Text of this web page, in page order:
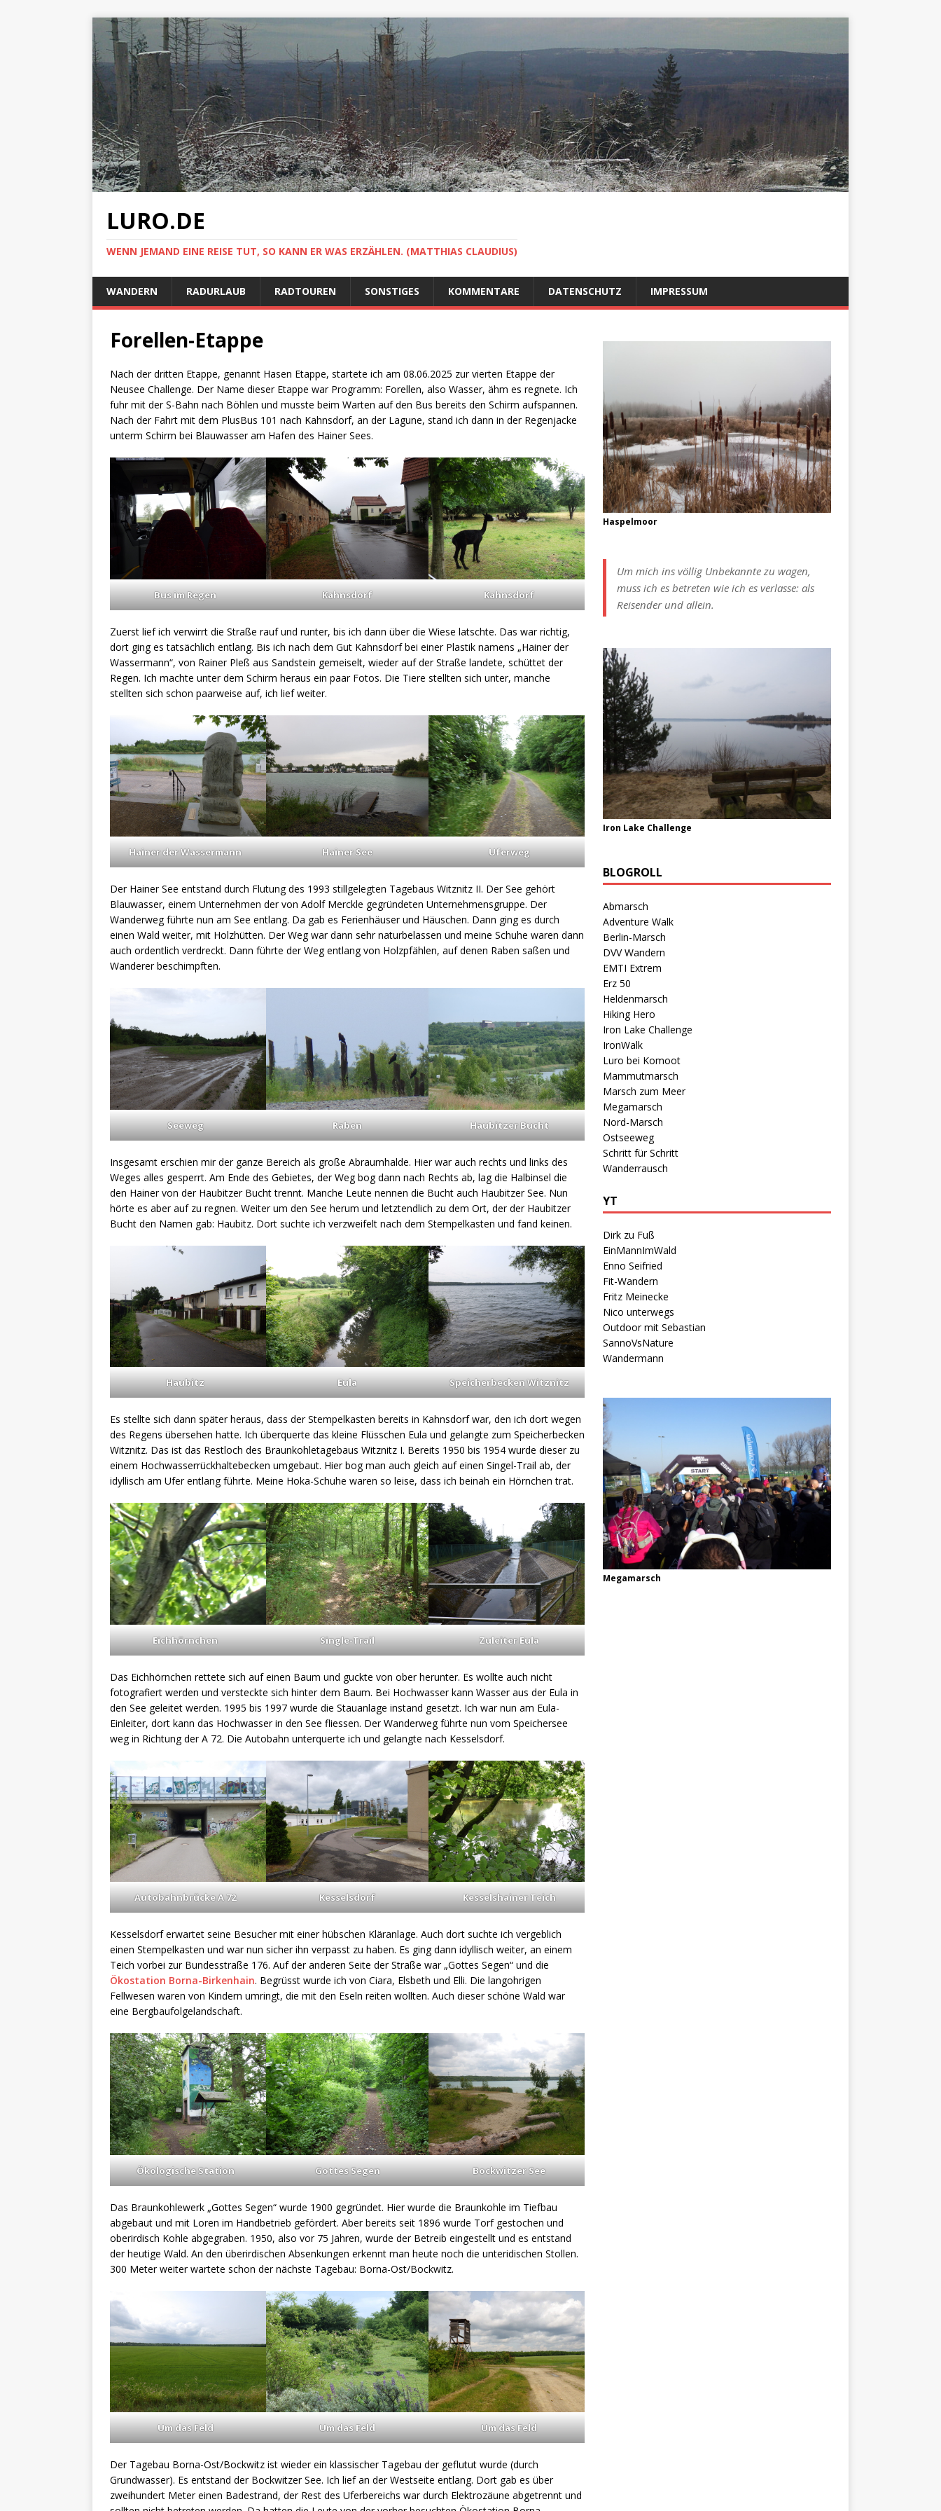
LURO.DE
WENN JEMAND EINE REISE TUT, SO KANN ER WAS ERZÄHLEN. (MATTHIAS CLAUDIUS)
WANDERN RADURLAUB RADTOUREN SONSTIGES KOMMENTARE DATENSCHUTZ IMPRESSUM
Forellen-Etappe
Nach der dritten Etappe, genannt Hasen Etappe, startete ich am 08.06.2025 zur vierten Etappe der
Neusee Challenge. Der Name dieser Etappe war Programm: Forellen, also Wasser, ähm es regnete. Ich
fuhr mit der S-Bahn nach Böhlen und musste beim Warten auf den Bus bereits den Schirm aufspannen.
Nach der Fahrt mit dem PlusBus 101 nach Kahnsdorf, an der Lagune, stand ich dann in der Regenjacke
unterm Schirm bei Blauwasser am Hafen des Hainer Sees.
Bus im Regen Kahnsdorf Kahnsdorf
Zuerst lief ich verwirrt die Straße rauf und runter, bis ich dann über die Wiese latschte. Das war richtig,
dort ging es tatsächlich entlang. Bis ich nach dem Gut Kahnsdorf bei einer Plastik namens „Hainer der
Wassermann“, von Rainer Pleß aus Sandstein gemeiselt, wieder auf der Straße landete, schüttet der
Regen. Ich machte unter dem Schirm heraus ein paar Fotos. Die Tiere stellten sich unter, manche
stellten sich schon paarweise auf, ich lief weiter.
Hainer der Wassermann Hainer See Uferweg
Der Hainer See entstand durch Flutung des 1993 stillgelegten Tagebaus Witznitz II. Der See gehört
Blauwasser, einem Unternehmen der von Adolf Merckle gegründeten Unternehmensgruppe. Der
Wanderweg führte nun am See entlang. Da gab es Ferienhäuser und Häuschen. Dann ging es durch
einen Wald weiter, mit Holzhütten. Der Weg war dann sehr naturbelassen und meine Schuhe waren dann
auch ordentlich verdreckt. Dann führte der Weg entlang von Holzpfählen, auf denen Raben saßen und
Wanderer beschimpften.
Seeweg Raben Haubitzer Bucht
Insgesamt erschien mir der ganze Bereich als große Abraumhalde. Hier war auch rechts und links des
Weges alles gesperrt. Am Ende des Gebietes, der Weg bog dann nach Rechts ab, lag die Halbinsel die
den Hainer von der Haubitzer Bucht trennt. Manche Leute nennen die Bucht auch Haubitzer See. Nun
hörte es aber auf zu regnen. Weiter um den See herum und letztendlich zu dem Ort, der der Haubitzer
Bucht den Namen gab: Haubitz. Dort suchte ich verzweifelt nach dem Stempelkasten und fand keinen.
Haubitz Eula Speicherbecken Witznitz
Es stellte sich dann später heraus, dass der Stempelkasten bereits in Kahnsdorf war, den ich dort wegen
des Regens übersehen hatte. Ich überquerte das kleine Flüsschen Eula und gelangte zum Speicherbecken
Witznitz. Das ist das Restloch des Braunkohletagebaus Witznitz I. Bereits 1950 bis 1954 wurde dieser zu
einem Hochwasserrückhaltebecken umgebaut. Hier bog man auch gleich auf einen Singel-Trail ab, der
idyllisch am Ufer entlang führte. Meine Hoka-Schuhe waren so leise, dass ich beinah ein Hörnchen trat.
Eichhörnchen Single-Trail Zuleiter Eula
Das Eichhörnchen rettete sich auf einen Baum und guckte von ober herunter. Es wollte auch nicht
fotografiert werden und versteckte sich hinter dem Baum. Bei Hochwasser kann Wasser aus der Eula in
den See geleitet werden. 1995 bis 1997 wurde die Stauanlage instand gesetzt. Ich war nun am Eula-
Einleiter, dort kann das Hochwasser in den See fliessen. Der Wanderweg führte nun vom Speichersee
weg in Richtung der A 72. Die Autobahn unterquerte ich und gelangte nach Kesselsdorf.
Autobahnbrücke A 72 Kesselsdorf Kesselshainer Teich
Kesselsdorf erwartet seine Besucher mit einer hübschen Kläranlage. Auch dort suchte ich vergeblich
einen Stempelkasten und war nun sicher ihn verpasst zu haben. Es ging dann idyllisch weiter, an einem
Teich vorbei zur Bundesstraße 176. Auf der anderen Seite der Straße war „Gottes Segen“ und die
Ökostation Borna-Birkenhain. Begrüsst wurde ich von Ciara, Elsbeth und Elli. Die langohrigen
Fellwesen waren von Kindern umringt, die mit den Eseln reiten wollten. Auch dieser schöne Wald war
eine Bergbaufolgelandschaft.
Ökologische Station Gottes Segen Bockwitzer See
Das Braunkohlewerk „Gottes Segen“ wurde 1900 gegründet. Hier wurde die Braunkohle im Tiefbau
abgebaut und mit Loren im Handbetrieb gefördert. Aber bereits seit 1896 wurde Torf gestochen und
oberirdisch Kohle abgegraben. 1950, also vor 75 Jahren, wurde der Betreib eingestellt und es entstand
der heutige Wald. An den überirdischen Absenkungen erkennt man heute noch die unteridischen Stollen.
300 Meter weiter wartete schon der nächste Tagebau: Borna-Ost/Bockwitz.
Um das Feld Um das Feld Um das Feld
Der Tagebau Borna-Ost/Bockwitz ist wieder ein klassischer Tagebau der geflutut wurde (durch
Grundwasser). Es entstand der Bockwitzer See. Ich lief an der Westseite entlang. Dort gab es über
zweihundert Meter einen Badestrand, der Rest des Uferbereichs war durch Elektrozäune abgetrennt und
Haspelmoor
Um mich ins völlig Unbekannte zu wagen,
muss ich es betreten wie ich es verlasse: als
Reisender und allein.
Iron Lake Challenge
BLOGROLL
Abmarsch
Adventure Walk
Berlin-Marsch
DVV Wandern
EMTI Extrem
Erz 50
Heldenmarsch
Hiking Hero
Iron Lake Challenge
IronWalk
Luro bei Komoot
Mammutmarsch
Marsch zum Meer
Megamarsch
Nord-Marsch
Ostseeweg
Schritt für Schritt
Wanderrausch
YT
Dirk zu Fuß
EinMannImWald
Enno Seifried
Fit-Wandern
Fritz Meinecke
Nico unterwegs
Outdoor mit Sebastian
SannoVsNature
Wandermann
Megamarsch